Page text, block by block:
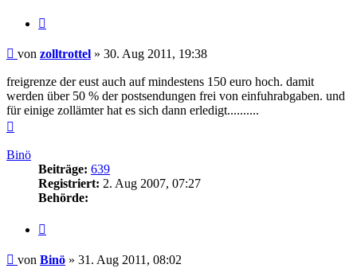
Beitrag
von zolltrottel » 30. Aug 2011, 19:38
freigrenze der eust auch auf mindestens 150 euro hoch. damit
werden über 50 % der postsendungen frei von einfuhrabgaben. und
für einige zollämter hat es sich dann erledigt..........
Binö
Beiträge: 639
Registriert: 2. Aug 2007, 07:27
Behörde:
Beitrag
von Binö » 31. Aug 2011, 08:02